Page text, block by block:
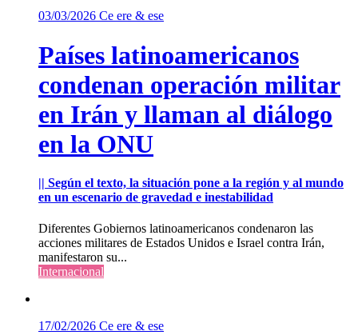
03/03/2026 Ce ere & ese
Países latinoamericanos
condenan operación militar
en Irán y llaman al diálogo
en la ONU
|| Según el texto, la situación pone a la región y al mundo
en un escenario de gravedad e inestabilidad
Diferentes Gobiernos latinoamericanos condenaron las
acciones militares de Estados Unidos e Israel contra Irán,
manifestaron su...
Internacional
17/02/2026 Ce ere & ese